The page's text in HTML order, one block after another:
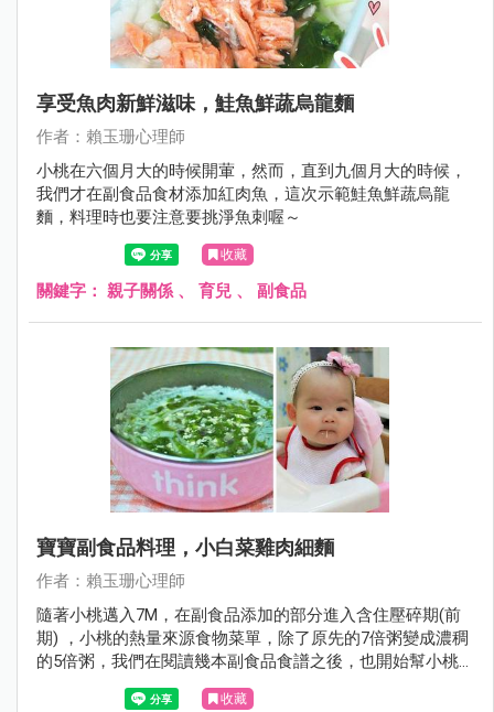
享受魚肉新鮮滋味，鮭魚鮮蔬烏龍麵
作者：賴玉珊心理師
小桃在六個月大的時候開葷，然而，直到九個月大的時候，
我們才在副食品食材添加紅肉魚，這次示範鮭魚鮮蔬烏龍
麵，料理時也要注意要挑淨魚刺喔～
收藏
關鍵字： 親子關係 、 育兒 、 副食品
寶寶副食品料理，小白菜雞肉細麵
作者：賴玉珊心理師
隨著小桃邁入7M，在副食品添加的部分進入含住壓碎期(前
期) ，小桃的熱量來源食物菜單，除了原先的7倍粥變成濃稠
的5倍粥，我們在閱讀幾本副食品食譜之後，也開始幫小桃
添加細麵、烏龍麵等食材，今天要介紹的是小桃很喜歡的7M
副食品：小白菜雞肉細麵。收藏